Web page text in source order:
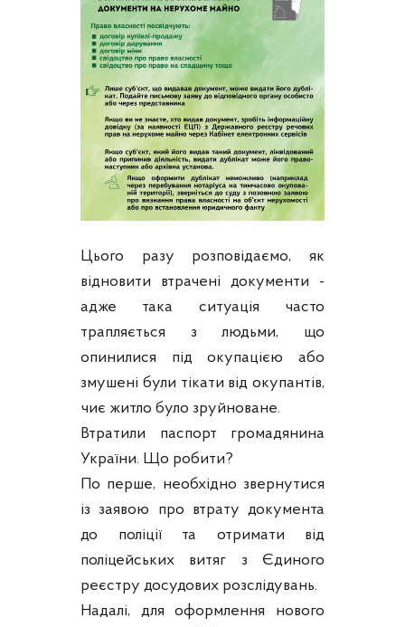
Цього разу розповідаємо, як
відновити втрачені документи -
адже така ситуація часто
трапляється з людьми, що
опинилися під окупацією або
змушені були тікати від окупантів,
чиє житло було зруйноване.
Втратили паспорт громадянина
України. Що робити?
По перше, необхідно звернутися
із заявою про втрату документа
до поліції та отримати від
поліцейських витяг з Єдиного
реєстру досудових розслідувань.
Надалі, для оформлення нового